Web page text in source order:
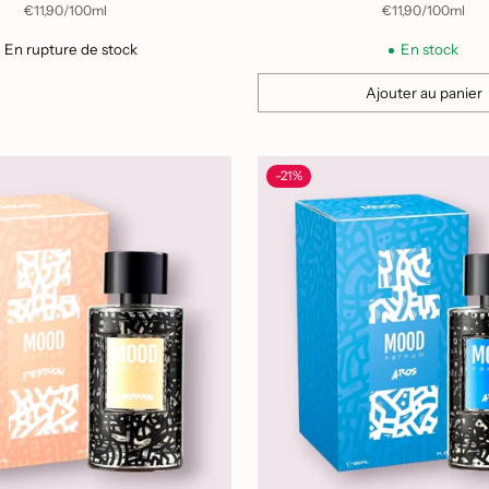
Prix
€11,90/
par 100ml
En rupture de stock
Prix
€11,90/
par 100ml
En stock
Ajouter au panier
Quantité
-21%